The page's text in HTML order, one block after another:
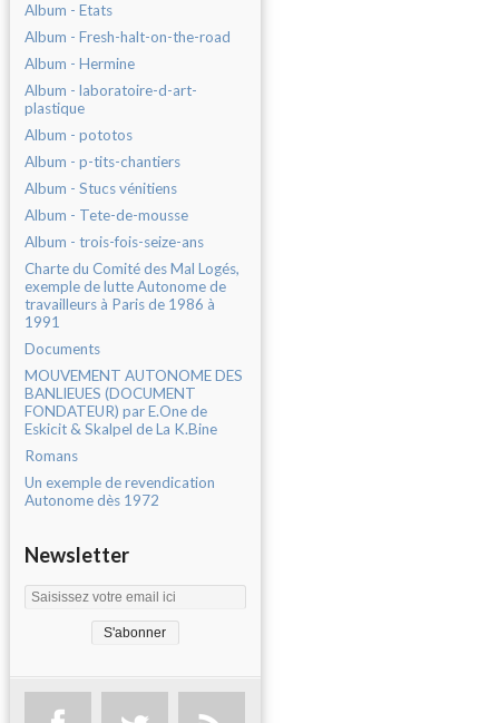
Album - Etats
Album - Fresh-halt-on-the-road
Album - Hermine
Album - laboratoire-d-art-
plastique
Album - pototos
Album - p-tits-chantiers
Album - Stucs vénitiens
Album - Tete-de-mousse
Album - trois-fois-seize-ans
Charte du Comité des Mal Logés,
exemple de lutte Autonome de
travailleurs à Paris de 1986 à
1991
Documents
MOUVEMENT AUTONOME DES
BANLIEUES (DOCUMENT
FONDATEUR) par E.One de
Eskicit & Skalpel de La K.Bine
Romans
Un exemple de revendication
Autonome dès 1972
Newsletter